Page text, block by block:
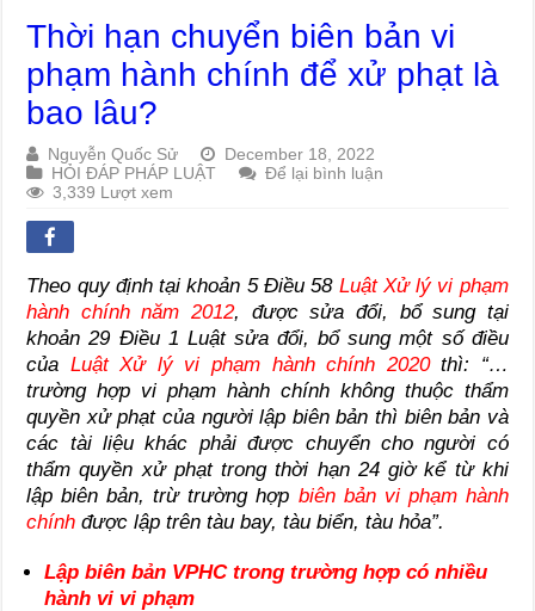
Thời hạn chuyển biên bản vi
phạm hành chính để xử phạt là
bao lâu?
Nguyễn Quốc Sử
December 18, 2022
HỎI ĐÁP PHÁP LUẬT
Để lại bình luận
3,339 Lượt xem
Theo quy định tại khoản 5 Điều 58Luật Xử lý vi phạm
hành chính năm 2012, được sửa đổi, bổ sung tại
khoản 29 Điều 1 Luật sửa đổi, bổ sung một số điều
của Luật Xử lý vi phạm hành chính 2020thì: “…
trường hợp vi phạm hành chính không thuộc thẩm
quyền xử phạt của người lập biên bản thì biên bản và
các tài liệu khác phải được chuyển cho người có
thẩm quyền xử phạt trong thời hạn 24 giờ kể từ khi
lập biên bản, trừ trường hợp biên bản vi phạm hành
chính được lập trên tàu bay, tàu biển, tàu hỏa”.
Lập biên bản VPHC trong trường hợp có nhiều
hành vi vi phạm